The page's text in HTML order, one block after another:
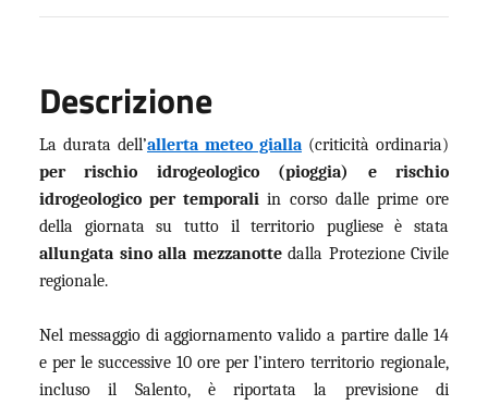
Descrizione
La durata dell’allerta meteo gialla (criticità ordinaria)
per rischio idrogeologico (pioggia) e rischio
idrogeologico per temporali in corso dalle prime ore
della giornata su tutto il territorio pugliese è stata
allungata sino alla mezzanottedalla Protezione Civile
regionale.
Nel messaggio di aggiornamento valido a partire dalle 14
e per le successive 10 ore per l’intero territorio regionale,
incluso il Salento, è riportata la previsione di